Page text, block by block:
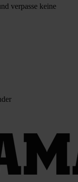
verpasse keine